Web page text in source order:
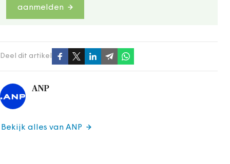
aanmelden
Deel dit artikel
ANP
Bekijk alles van ANP